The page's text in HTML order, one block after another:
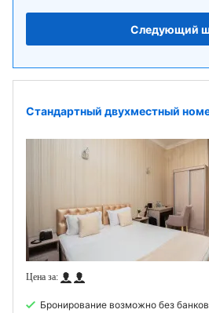
Следующий
Стандартный двухместный
Бронирование возможно без